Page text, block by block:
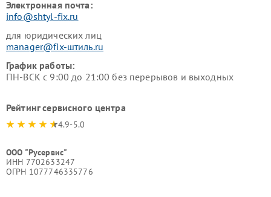
Электронная почта:
info@shtyl-fix.ru
для юридических лиц
manager@fix-штиль.ru
График работы:
ПН-ВСК с 9:00 до 21:00 без перерывов и выходных
Рейтинг сервисного центра
4.9-5.0
ООО "Русервис"
ИНН 7702633247
ОГРН 1077746335776